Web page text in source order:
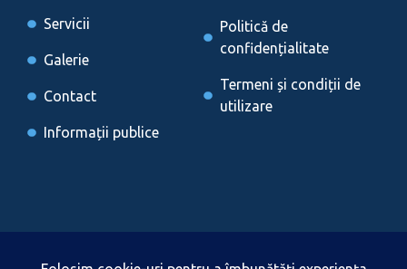
Servicii
Galerie
Contact
Informații publice
Politică de
confidențialitate
Termeni și condiții de
utilizare